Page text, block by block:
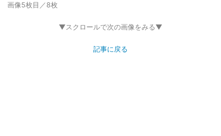
画像5枚目／8枚
▼スクロールで次の画像をみる▼
記事に戻る